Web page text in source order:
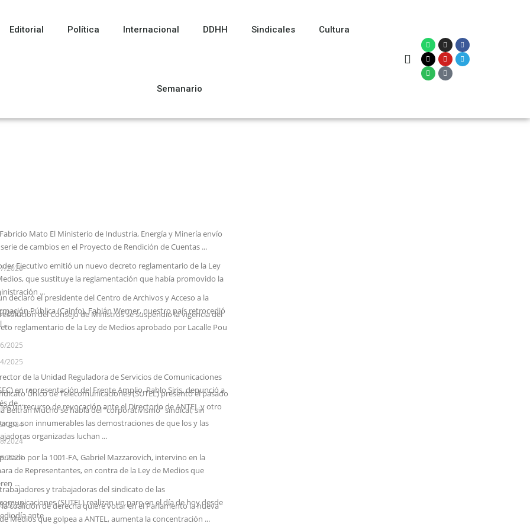
Editorial Política Internacional DDHH Sindicales Cultura
Semanario
Mato El Ministerio de Industria, Energía y Minería envío
de cambios en el Proyecto de Rendición de Cuentas ...
2026Ejecutivo emitió un nuevo decreto reglamentario de la Ley
que sustituye la reglamentación que había promovido la
...
2025
declaró el presidente del Centro de Archivos y Acceso a la
Pública (Cainfo), Fabián Werner, nuestro país retrocedió
...
2025
del Consejo de Ministros se suspendió la vigencia del
reglamentario de la Ley de Medios aprobado por Lacalle Pou
2025
de la Unidad Reguladora de Servicios de Comunicaciones
en representación del Frente Amplio, Pablo Siris, denunció a
de ...
2024
Único de Telecomunicaciones (SUTEL) presentó el pasado
un recurso de revocación ante el Directorio de ANTEL y otro
2024
Beltrán Mucho se habla del “corporativismo” sindical, sin
son innumerables las demostraciones de que los y las
organizadas luchan ...
2024 por la 1001-FA, Gabriel Mazzarovich, intervino en la
de Representantes, en contra de la Ley de Medios que
...
2024
y trabajadoras del sindicato de las
(SUTEL) realizan un paro en el día de hoy desde
ante ...
coalición de derecha quiere votar en el Parlamento la nueva
Medios que golpea a ANTEL, aumenta la concentración ...